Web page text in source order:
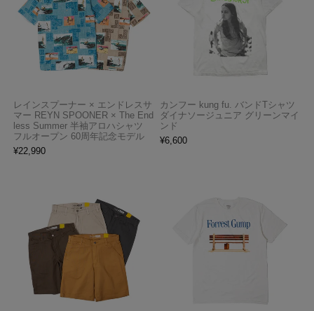
レインスプーナー × エンドレスサ
マー REYN SPOONER × The End
less Summer 半袖アロハシャツ
フルオープン 60周年記念モデル
¥22,990
カンフー kung fu. バンドTシャツ
ダイナソージュニア グリーンマイ
ンド
¥6,600